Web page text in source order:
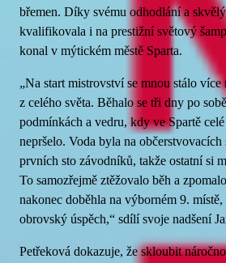
břemen. Díky svému odhodlání a
kvalifikovala i na prestižní světový
konal v mýtickém městě Sparta.
„Na start mistrovství se mnou stálo
z celého světa. Běhalo se tři dny po
podmínkách a vedru, kdy ve Spartě
nepršelo. Voda byla na
prvních sto závodníků, takže ostatní si
To samozřejmě ztěžovalo běh a
nakonec doběhla na výborném 9.
obrovský úspěch,“ sdílí svoje nadšení
Petřeková dokazuje, že skloubit